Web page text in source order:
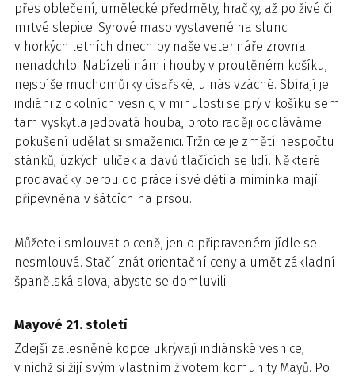
přes oblečení, umělecké předměty, hračky, až po živé či
mrtvé slepice. Syrové maso vystavené na slunci
v horkých letních dnech by naše veterináře zrovna
nenadchlo. Nabízeli nám i houby v proutěném košíku,
nejspíše muchomůrky císařské, u nás vzácné. Sbírají je
indiáni z okolních vesnic, v minulosti se prý v košíku sem
tam vyskytla jedovatá houba, proto raději odoláváme
pokušení udělat si smaženici. Tržnice je změtí nespočtu
stánků, úzkých uliček a davů tlačících se lidí. Některé
prodavačky berou do práce i své děti a miminka mají
připevněna v šátcích na prsou.
Můžete i smlouvat o ceně, jen o připraveném jídle se
nesmlouvá. Stačí znát orientační ceny a umět základní
španělská slova, abyste se domluvili.
Mayové 21. století
Zdejší zalesněné kopce ukrývají indiánské vesnice,
v nichž si žijí svým vlastním životem komunity Mayů. Po